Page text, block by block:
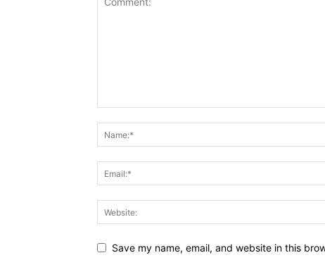
Save my name, email, and website in this